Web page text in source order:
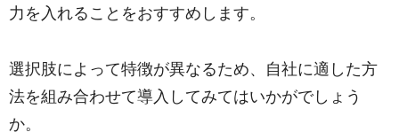
力を入れることをおすすめします。
選択肢によって特徴が異なるため、自社に適した方
法を組み合わせて導入してみてはいかがでしょう
か。